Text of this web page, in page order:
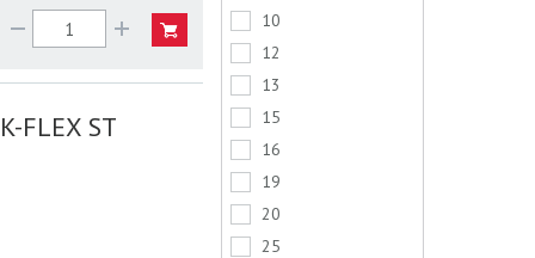
10
12
13
15
16
19
20
25
FLEX ST